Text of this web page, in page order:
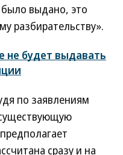
выдано, это
разбирательству».
не будет выдавать
по заявлениям
сразу и на